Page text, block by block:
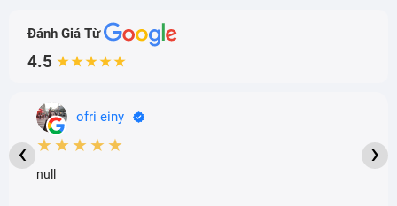
Đánh Giá Từ
4.5 ★★★★★
ofri einy
★★★★★
null
‹ ›